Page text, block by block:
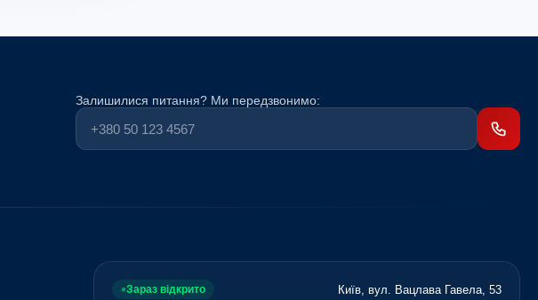
Залишилися питання? Ми передзвонимо:
Зараз відкрито Київ, вул. Вацлава Гавела, 53